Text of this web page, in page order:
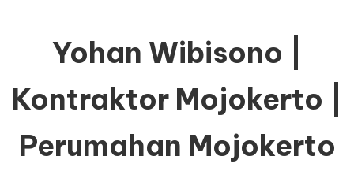
Yohan Wibisono |
Kontraktor Mojokerto |
Perumahan Mojokerto